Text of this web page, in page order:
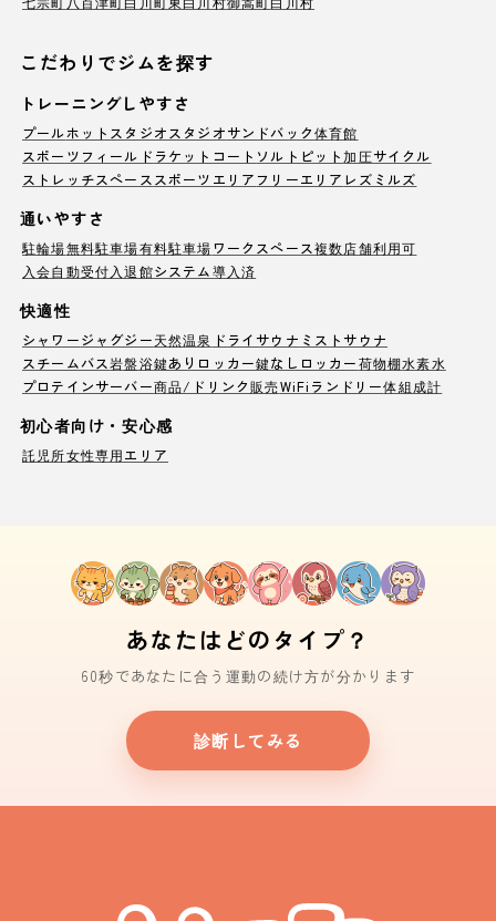
こだわりでジムを探す
トレーニングしやすさ
プールホットスタジオ スタジオサンドバック体育館
スポーツフィールド ラケットコート ソルトピット加圧サイクル
ストレッチスペース スポーツエリア フリーエリア レズミルズ
通いやすさ
駐輪場無料駐車場有料駐車場ワークスペース複数店舗利用可
入会自動受付 入退館システム導入済
快適性
シャワージャグジー天然温泉 ドライサウナ ミストサウナ
スチームバス岩盤浴鍵ありロッカー鍵なしロッカー荷物棚水素水
プロテインサーバー商品/ドリンク販売WiFi ランドリー体組成計
初心者向け・安心感
託児所女性専用エリア
あなたはどのタイプ？
60秒であなたに合う運動の続け方が分かります
診断してみる